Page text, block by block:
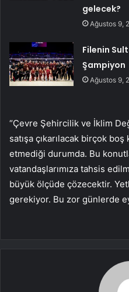
gelecek?
Ağustos 9,
Filenin
Şampiyon
Ağustos 9,
“Çevre Şehircilik ve İklim
satışa çıkarılacak birçok
etmediği durumda. Bu
vatandaşlarımıza tahsis
büyük ölçüde çözecektir.
gerekiyor. Bu zor günlerde